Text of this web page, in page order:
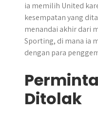
ia memilih United
kesempatan yang
menandai akhir dari
Sporting, di mana ia
dengan para
Ditolak